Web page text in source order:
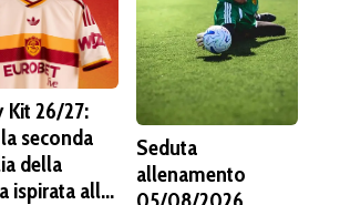
Kit 26/27:
seconda
della
ispirata alla
Seduta
allenamento